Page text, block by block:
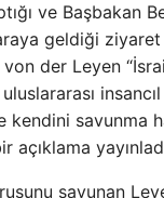
ve Başbakan
geldiği
der Leyen
kendini savunma
açıklama
savunan